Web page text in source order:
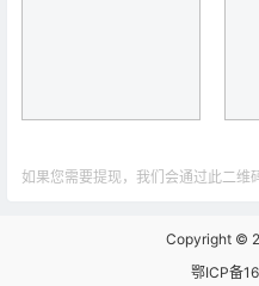
如果您需要提现，我们会通过此二维
Copyright ©
鄂ICP备